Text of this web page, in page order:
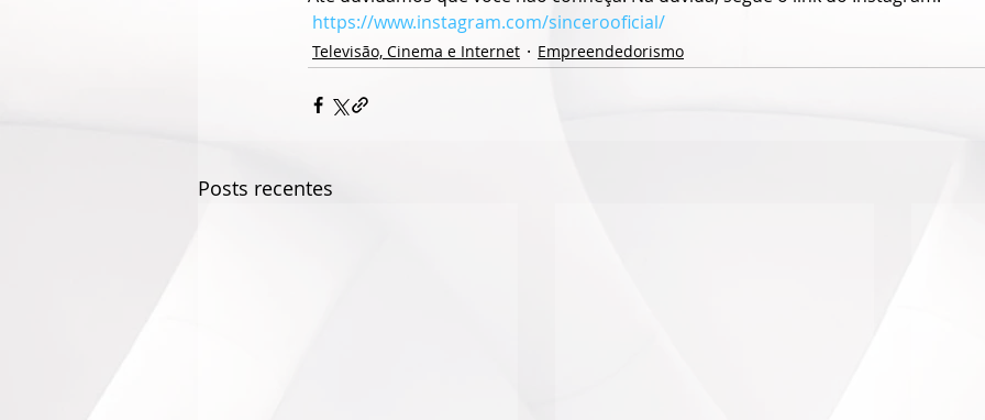
https://www.instagram.com/sincerooficial/
Televisão, Cinema e Internet Empreendedorismo
Posts recentes